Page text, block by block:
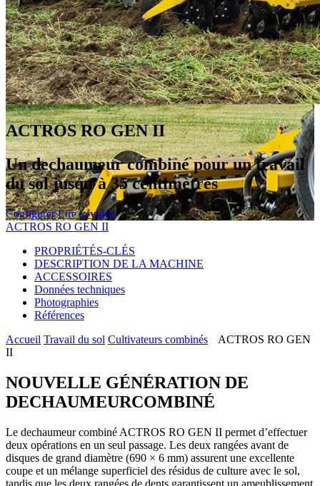
ACTROS RO GEN II
Un dechaumeur combiné pour un travail
du sol jusqu'à 35 centimètres
Configurer Lire la vidéo
ACTROS RO GEN II
PROPRIÉTÉS-CLÉS
DESCRIPTION DE LA MACHINE
ACCESSOIRES
Données techniques
Photographies
Références
Accueil Travail du sol Cultivateurs combinés
ACTROS RO GEN
II
NOUVELLE GÉNÉRATION DE
DECHAUMEURCOMBINÉ
Le dechaumeur combiné ACTROS RO GEN II permet d’effectuer
deux opérations en un seul passage. Les deux rangées avant de
disques de grand diamètre (690 × 6 mm) assurent une excellente
coupe et un mélange superficiel des résidus de culture avec le sol,
tandis que les deux rangées de dents garantissent un ameublissement